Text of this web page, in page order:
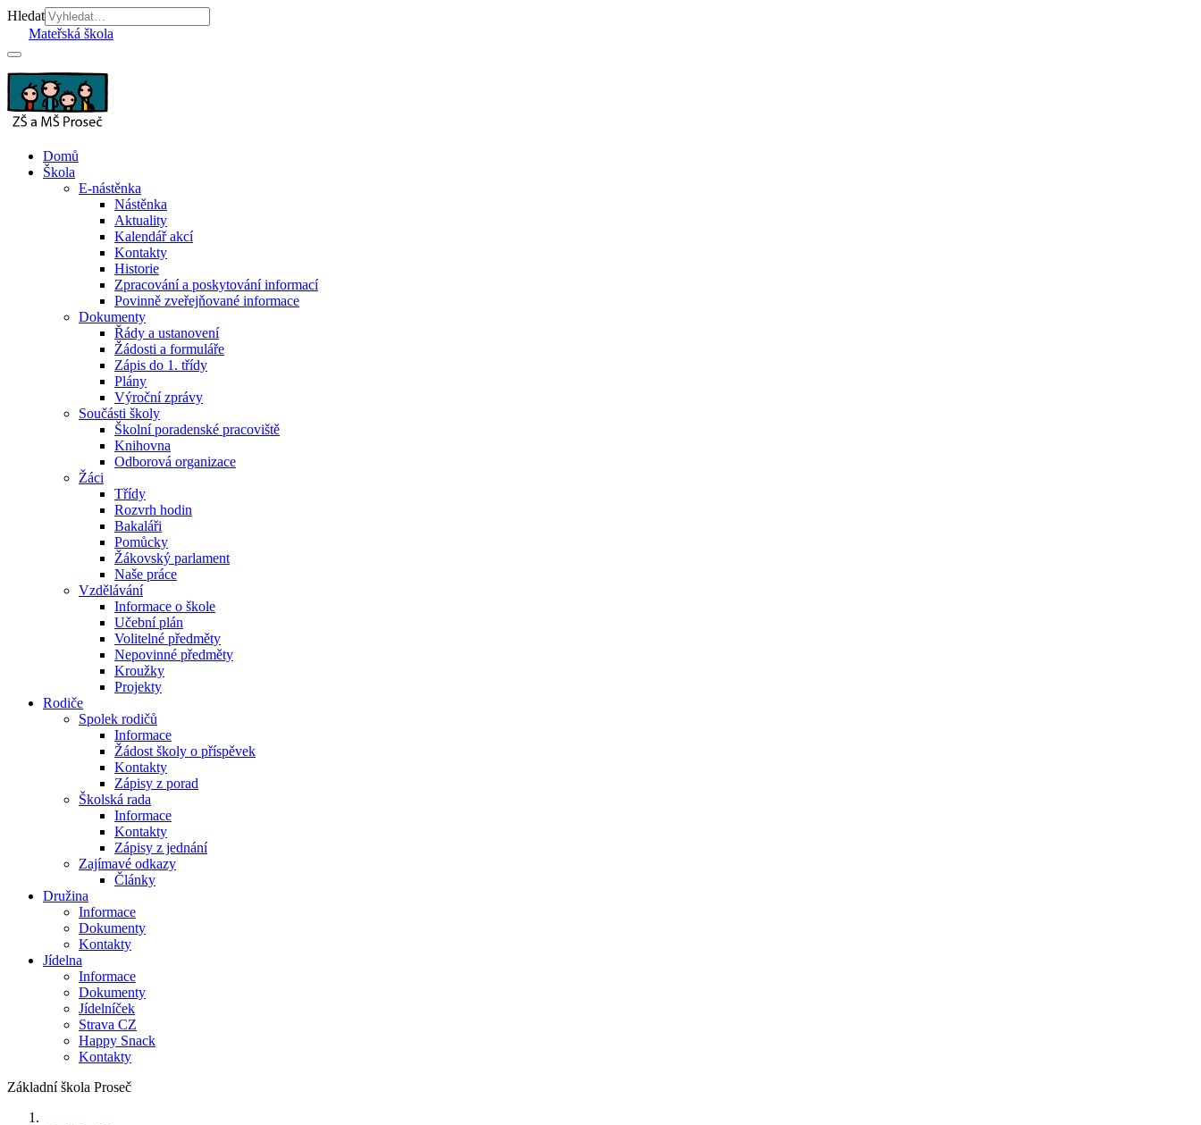
Hledat
Mateřská škola
Domů
Škola
E-nástěnka
Nástěnka
Aktuality
Kalendář akcí
Kontakty
Historie
Zpracování a poskytování informací
Povinně zveřejňované informace
Dokumenty
Řády a ustanovení
Žádosti a formuláře
Zápis do 1. třídy
Plány
Výroční zprávy
Součásti školy
Školní poradenské pracoviště
Knihovna
Odborová organizace
Žáci
Třídy
Rozvrh hodin
Bakaláři
Pomůcky
Žákovský parlament
Naše práce
Vzdělávání
Informace o škole
Učební plán
Volitelné předměty
Nepovinné předměty
Kroužky
Projekty
Rodiče
Spolek rodičů
Informace
Žádost školy o příspěvek
Kontakty
Zápisy z porad
Školská rada
Informace
Kontakty
Zápisy z jednání
Zajímavé odkazy
Články
Družina
Informace
Dokumenty
Kontakty
Jídelna
Informace
Dokumenty
Jídelníček
Strava CZ
Happy Snack
Kontakty
Základní škola Proseč